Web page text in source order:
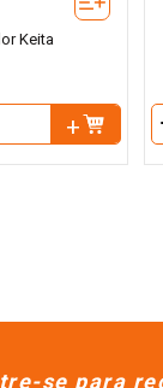
Keita
se para